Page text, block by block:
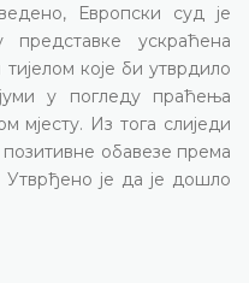
Европски суд је
ускраћена
које би утврдило
у погледу праћења
мјесту. Из тога слиједи
обавезе према
Утврђено је да је дошло